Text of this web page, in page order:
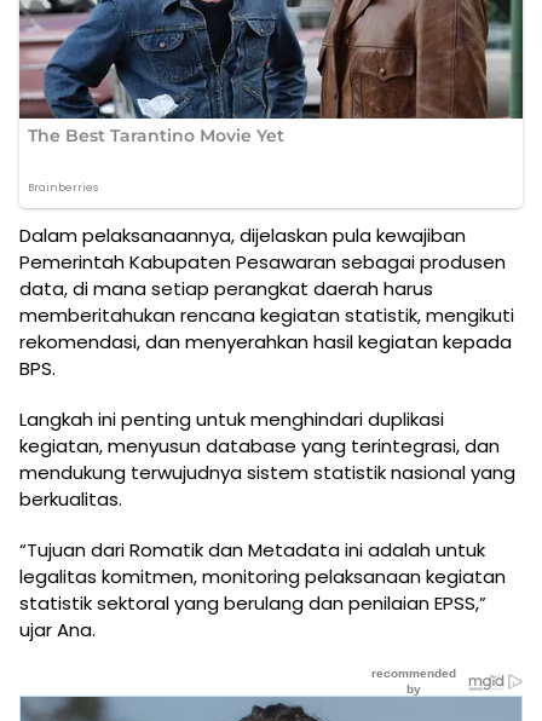
Dalam pelaksanaannya, dijelaskan pula kewajiban
Pemerintah Kabupaten Pesawaran sebagai produsen
data, di mana setiap perangkat daerah harus
memberitahukan rencana kegiatan statistik, mengikuti
rekomendasi, dan menyerahkan hasil kegiatan kepada
BPS.
Langkah ini penting untuk menghindari duplikasi
kegiatan, menyusun database yang terintegrasi, dan
mendukung terwujudnya sistem statistik nasional yang
berkualitas.
“Tujuan dari Romatik dan Metadata ini adalah untuk
legalitas komitmen, monitoring pelaksanaan kegiatan
statistik sektoral yang berulang dan penilaian EPSS,”
ujar Ana.